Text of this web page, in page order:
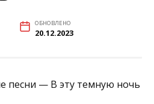
ОБНОВЛЕНО
20.12.2023
песни — В эту темную ночь